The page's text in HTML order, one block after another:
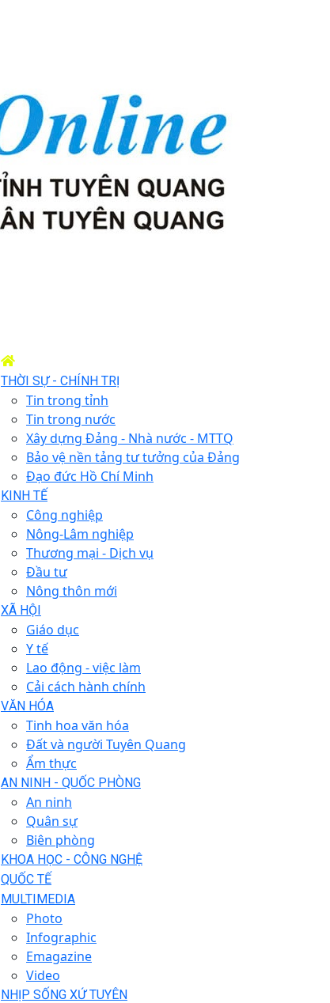
THỜI SỰ - CHÍNH TRỊ
Tin trong tỉnh
Tin trong nước
Xây dựng Đảng - Nhà nước - MTTQ
Bảo vệ nền tảng tư tưởng của Đảng
Đạo đức Hồ Chí Minh
KINH TẾ
Công nghiệp
Nông-Lâm nghiệp
Thương mại - Dịch vụ
Đầu tư
Nông thôn mới
XÃ HỘI
Giáo dục
Y tế
Lao động - việc làm
Cải cách hành chính
VĂN HÓA
Tinh hoa văn hóa
Đất và người Tuyên Quang
Ẩm thực
AN NINH - QUỐC PHÒNG
An ninh
Quân sự
Biên phòng
KHOA HỌC - CÔNG NGHỆ
QUỐC TẾ
MULTIMEDIA
Photo
Infographic
Emagazine
Video
NHỊP SỐNG XỨ TUYÊN